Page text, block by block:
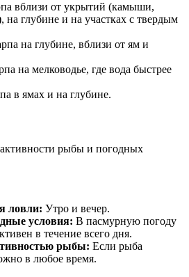
вблизи от укрытий (камыши,
на глубине и на участках с твердым
на глубине, вблизи от ям и
на мелководье, где вода быстрее
в ямах и на глубине.
рыбы и погодных
ловли: Утро и вечер.
условия: В пасмурную погоду
в течение всего дня.
рыбы: Если рыба
в любое время.